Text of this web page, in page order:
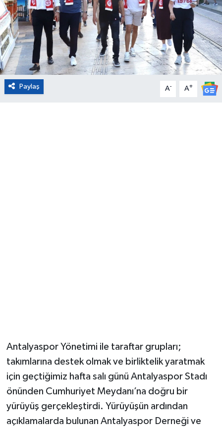
Paylaş A- A+
Antalyaspor Yönetimi ile taraftar grupları;
takımlarına destek olmak ve birliktelik yaratmak
için geçtiğimiz hafta salı günü Antalyaspor Stadı
önünden Cumhuriyet Meydanı’na doğru bir
yürüyüş gerçekleştirdi. Yürüyüşün ardından
açıklamalarda bulunan Antalyaspor Derneği ve
Sağlık
Magazin
Turizm
Çevre